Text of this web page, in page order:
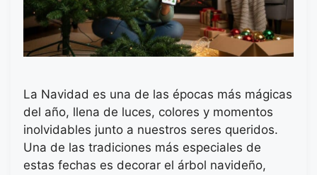
La Navidad es una de las épocas más mágicas
del año, llena de luces, colores y momentos
inolvidables junto a nuestros seres queridos.
Una de las tradiciones más especiales de
estas fechas es decorar el árbol navideño,